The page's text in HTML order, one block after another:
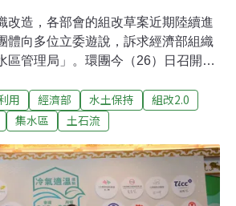
改造，各部會的組改草案近期陸續進
體向多位立委遊說，訴求經濟部組織
區管理局」。環團今（26）日召開記
多年終於等到組改機會，「這次沒有
十幾、二十幾年？」環團指出，行政
庫集水區（或流域）管理局」。不過
回應，成立集水區管理局涉及多項法
，建議由經濟部協調農委會共同強化
用 經濟部 水土保持
組改2.0
集水區 土石流